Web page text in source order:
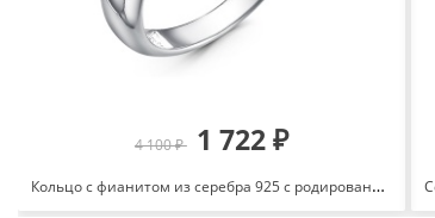
4 100 ₽ 1 722 ₽
Кольцо с фианитом из серебра 925 с родированием с1101648